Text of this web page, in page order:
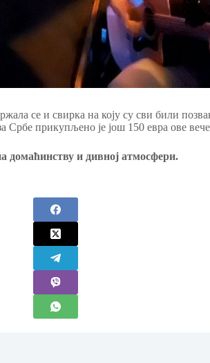
се и свирка на коју су сви били
прикупљено је још 150 евра ове
домаћинству и дивној атмосфери.